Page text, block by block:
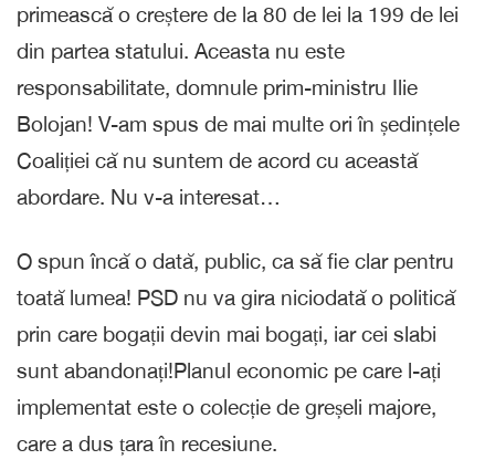
primească o creștere de la 80 de lei la 199 de lei
din partea statului. Aceasta nu este
responsabilitate, domnule prim-ministru Ilie
Bolojan! V-am spus de mai multe ori în ședințele
Coaliției că nu suntem de acord cu această
abordare. Nu v-a interesat…
O spun încă o dată, public, ca să fie clar pentru
toată lumea! PSD nu va gira niciodată o politică
prin care bogații devin mai bogați, iar cei slabi
sunt abandonați!Planul economic pe care l-ați
implementat este o colecție de greșeli majore,
care a dus țara în recesiune.